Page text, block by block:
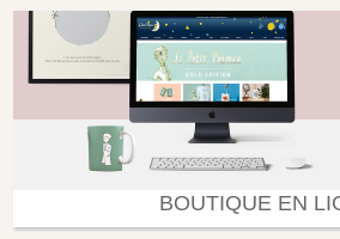
BOUTIQUE EN